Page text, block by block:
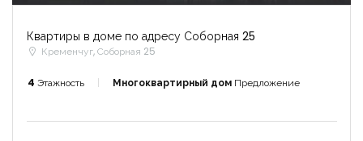
Квартиры в доме по адресу Соборная 25
Кременчуг, Соборная 25
4 Этажность Многоквартирный дом Предложение